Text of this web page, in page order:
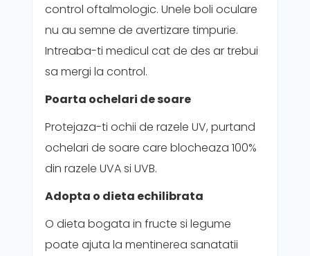
control oftalmologic. Unele boli oculare
nu au semne de avertizare timpurie.
Intreaba-ti medicul cat de des ar trebui
sa mergi la control.
Poarta ochelari de soare
Protejaza-ti ochii de razele UV, purtand
ochelari de soare care blocheaza 100%
din razele UVA si UVB.
Adopta o dieta echilibrata
O dieta bogata in fructe si legume
poate ajuta la mentinerea sanatatii